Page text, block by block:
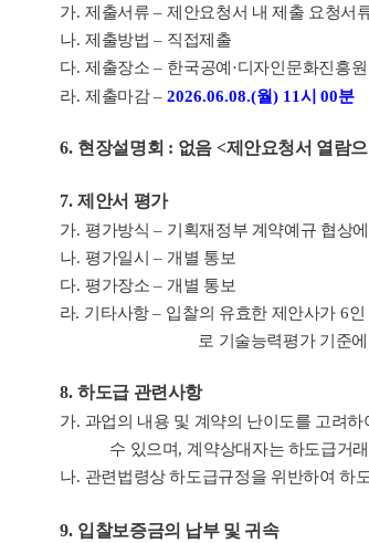
가. 제출서류–제안요청서 내 제출 요청서
나. 제출방법– 직접제출
다. 제출장소– 한국공예 ·디자인문화진흥
라. 제출마감–2026.06.08.(월) 11시 00분
6. 현장설명회 : 없음 <제안요청서 열람
7.제안서 평가
가. 평가방식– 기획재정부 계약예규 협상
나. 평가일시– 개별 통보
다. 평가장소– 개별 통보
라. 기타사항– 입찰의 유효한 제안사가 6인
로 기술능력평가 기준
8.하도급 관련사항
가. 과업의 내용 및 계약의 난이도를 고려
수 있으며, 계약상대자는 하도급거
나. 관련법령상 하도급규정을 위반하여 하
9. 입찰보증금의 납부 및 귀속